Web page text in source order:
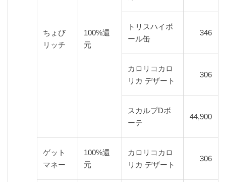
ちょび
リッチ
100%還
元
トリスハイボ
ール缶
346
カロリコカロ
リカ デザート
306
スカルプDボ
ーテ
44,900
ゲット
マネー
100%還
元
カロリコカロ
リカ デザート
306